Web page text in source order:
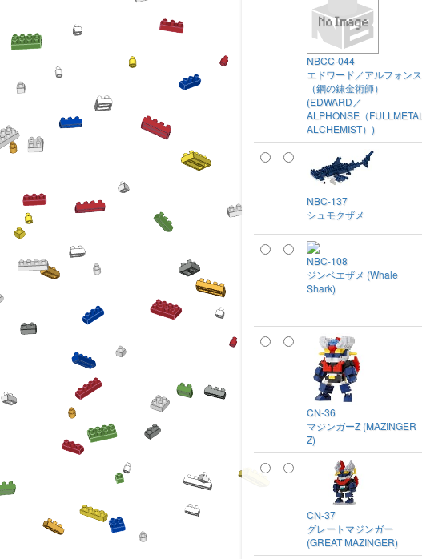
NBCC-044
エドワード／アルフォンス
（鋼の錬金術師）
(EDWARD／
ALPHONSE（FULLMETAL
ALCHEMIST）)
NBC-137
シュモクザメ
NBC-108
ジンベエザメ (Whale
Shark)
CN-36
マジンガーZ (MAZINGER
Z)
CN-37
グレートマジンガー
(GREAT MAZINGER)